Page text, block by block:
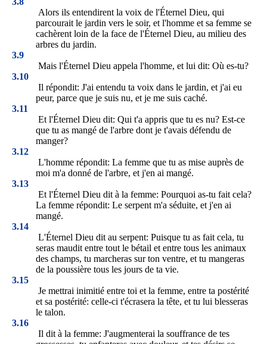
Alors ils entendirent la voix de l'Éternel Dieu, qui
parcourait le jardin vers le soir, et l'homme et sa femme se
cachèrent loin de la face de l'Éternel Dieu, au milieu des
arbres du jardin.
3.9
Mais l'Éternel Dieu appela l'homme, et lui dit: Où es-tu?
3.10
Il répondit: J'ai entendu ta voix dans le jardin, et j'ai eu
peur, parce que je suis nu, et je me suis caché.
3.11
Et l'Éternel Dieu dit: Qui t'a appris que tu es nu? Est-ce
que tu as mangé de l'arbre dont je t'avais défendu de
manger?
3.12
L'homme répondit: La femme que tu as mise auprès de
moi m'a donné de l'arbre, et j'en ai mangé.
3.13
Et l'Éternel Dieu dit à la femme: Pourquoi as-tu fait cela?
La femme répondit: Le serpent m'a séduite, et j'en ai
mangé.
3.14
L'Éternel Dieu dit au serpent: Puisque tu as fait cela, tu
seras maudit entre tout le bétail et entre tous les animaux
des champs, tu marcheras sur ton ventre, et tu mangeras
de la poussière tous les jours de ta vie.
3.15
Je mettrai inimitié entre toi et la femme, entre ta postérité
et sa postérité: celle-ci t'écrasera la tête, et tu lui blesseras
le talon.
3.16
Il dit à la femme: J'augmenterai la souffrance de tes